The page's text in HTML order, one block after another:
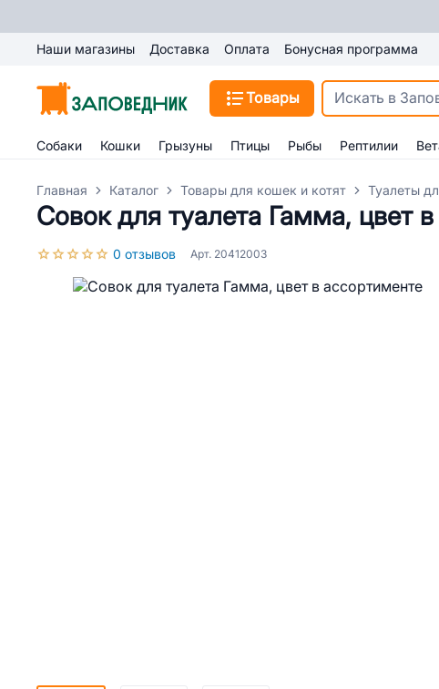
Наши магазины Доставка Оплата Бонусная программа
Товары
Собаки Кошки Грызуны Птицы Рыбы Рептилии
Главная Каталог Товары для кошек и котят Туалеты
Совок для туалета Гамма, цвет
0 отзывов Арт. 20412003